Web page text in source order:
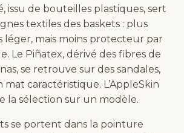
issu de bouteilles plastiques, sert
textiles des baskets : plus
léger, mais moins protecteur par
Le Piñatex, dérivé des fibres de
se retrouve sur des sandales,
mat caractéristique. L’AppleSkin
la sélection sur un modèle.
se portent dans la pointure